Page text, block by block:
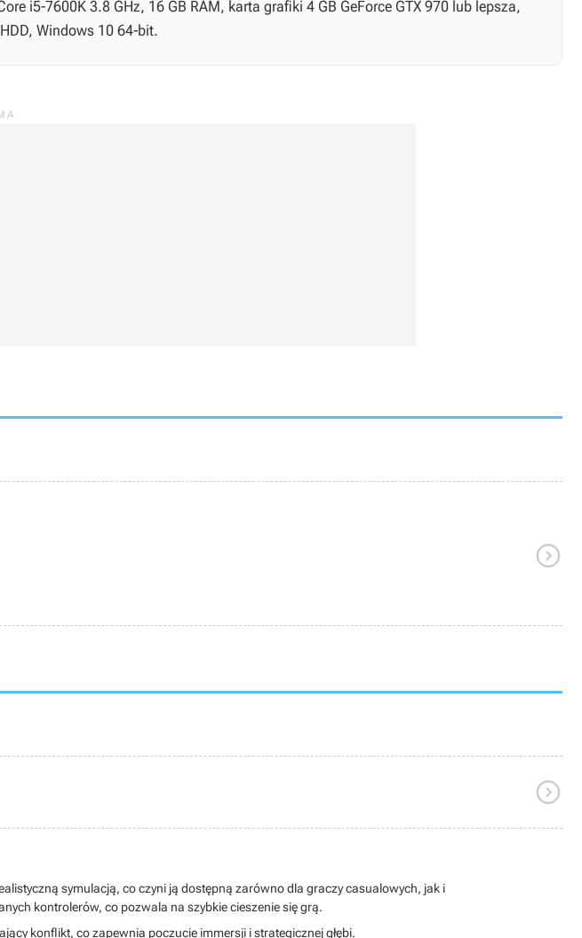
i5-7600K 3.8 GHz, 16 GB RAM, karta grafiki 4 GB GeForce GTX 970 lub lepsza,
Windows 10 64-bit.


symulacją, co czyni ją dostępną zarówno dla graczy casualowych, jak i
kontrolerów, co pozwala na szybkie cieszenie się grą.
konflikt, co zapewnia poczucie immersji i strategicznej głębi.